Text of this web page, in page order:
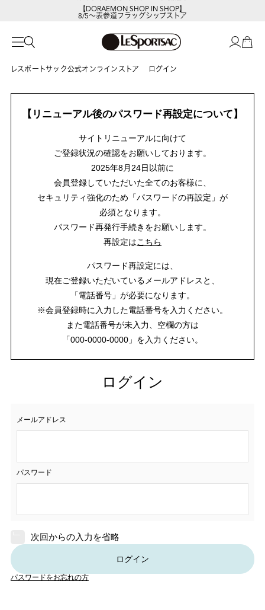
【DORAEMON SHOP IN SHOP】
8/5～表参道フラッグシップストア
レスポートサック公式オンラインストア ログイン
【リニューアル後のパスワード再設定について】
サイトリニューアルに向けて
ご登録状況の確認をお願いしております。
2025年8月24日以前に
会員登録していただいた全てのお客様に、
セキュリティ強化のため「パスワードの再設定」が
必須となります。
パスワード再発行手続きをお願いします。
再設定はこちら
パスワード再設定には、
現在ご登録いただいているメールアドレスと、
「電話番号」が必要になります。
※会員登録時に入力した電話番号を入力ください。
また電話番号が未入力、空欄の方は
「000-0000-0000」を入力ください。
ログイン
メールアドレス
パスワード
次回からの入力を省略
ログイン
パスワードをお忘れの方